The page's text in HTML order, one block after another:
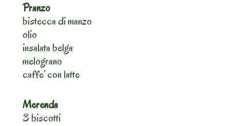
Pranzo
bistecca di manzo
olio
insalata belga
melograno
caffe’ con latte
Merenda
3 biscotti